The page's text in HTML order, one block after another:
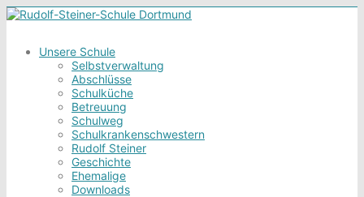
Unsere Schule
Selbstverwaltung
Abschlüsse
Schulküche
Betreuung
Schulweg
Schulkrankenschwestern
Rudolf Steiner
Geschichte
Ehemalige
Downloads